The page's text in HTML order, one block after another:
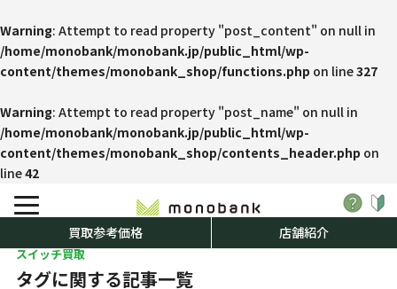
Warning: Attempt to read property "post_content" on null in
/home/monobank/monobank.jp/public_html/wp-
content/themes/monobank_shop/functions.php on line327
Warning: Attempt to read property "post_name" on null in
/home/monobank/monobank.jp/public_html/wp-
content/themes/monobank_shop/contents_header.php on
line42
買取参考価格 店舗紹介
スイッチ買取
タグに関する記事一覧